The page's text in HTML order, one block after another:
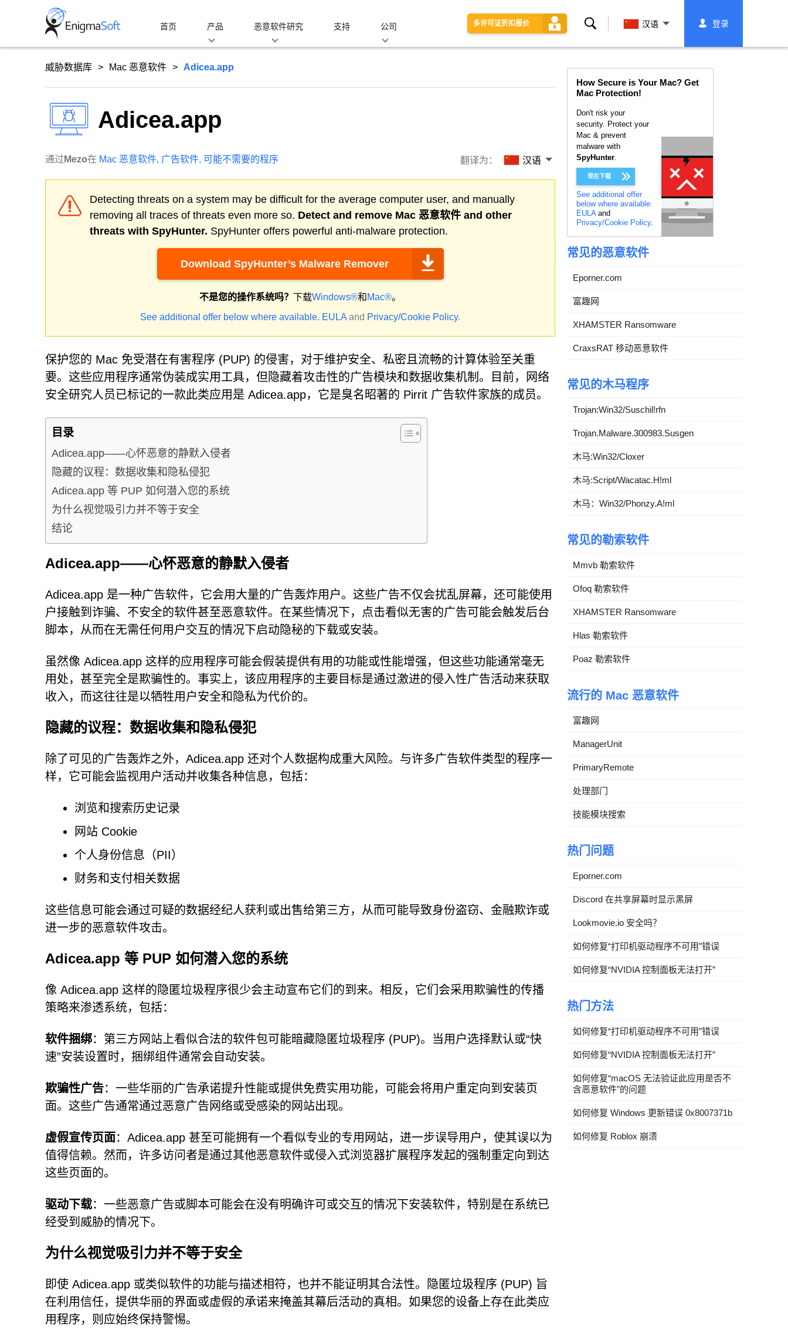
首页 产品 恶意软件研究 支持 公司 多许可证折扣报价
搜
汉语 登录
威胁数据库 Mac 恶意软件 Adicea.app
Adicea.app
通过 Mezo在 Mac 恶意软件, 广告软件, 可能不需要的程序 翻译为： 汉语
Detecting threats on a system may be difficult for the average computer user, and manually
removing all traces of threats even more so. Detect and remove Mac 恶意软件 and other
threats with SpyHunter. SpyHunter offers powerful anti-malware protection.
Download SpyHunter’s Malware Remover
不是您的操作系统吗？ 下载Windows®和 Mac®。
See additional offer below where available. EULA and Privacy/Cookie Policy.
保护您的 Mac 免受潜在有害程序 (PUP) 的侵害，对于维护安全、私密且流畅的计算体验至关重
要。这些应用程序通常伪装成实用工具，但隐藏着攻击性的广告模块和数据收集机制。目前，网络
安全研究人员已标记的一款此类应用是 Adicea.app，它是臭名昭著的 Pirrit 广告软件家族的成员。
目录
Adicea.app——心怀恶意的静默入侵者
隐藏的议程：数据收集和隐私侵犯
Adicea.app 等 PUP 如何潜入您的系统
为什么视觉吸引力并不等于安全
结论
Adicea.app——心怀恶意的静默入侵者
Adicea.app 是一种广告软件，它会用大量的广告轰炸用户。这些广告不仅会扰乱屏幕，还可能使用
户接触到诈骗、不安全的软件甚至恶意软件。在某些情况下，点击看似无害的广告可能会触发后台
脚本，从而在无需任何用户交互的情况下启动隐秘的下载或安装。
虽然像 Adicea.app 这样的应用程序可能会假装提供有用的功能或性能增强，但这些功能通常毫无
用处，甚至完全是欺骗性的。事实上，该应用程序的主要目标是通过激进的侵入性广告活动来获取
收入，而这往往是以牺牲用户安全和隐私为代价的。
隐藏的议程：数据收集和隐私侵犯
除了可见的广告轰炸之外，Adicea.app 还对个人数据构成重大风险。与许多广告软件类型的程序一
样，它可能会监视用户活动并收集各种信息，包括：
浏览和搜索历史记录
网站 Cookie
个人身份信息（PII）
财务和支付相关数据
这些信息可能会通过可疑的数据经纪人获利或出售给第三方，从而可能导致身份盗窃、金融欺诈或
进一步的恶意软件攻击。
Adicea.app 等 PUP 如何潜入您的系统
像 Adicea.app 这样的隐匿垃圾程序很少会主动宣布它们的到来。相反，它们会采用欺骗性的传播
策略来渗透系统，包括：
软件捆绑：第三方网站上看似合法的软件包可能暗藏隐匿垃圾程序 (PUP)。当用户选择默认或“快
速”安装设置时，捆绑组件通常会自动安装。
欺骗性广告：一些华丽的广告承诺提升性能或提供免费实用功能，可能会将用户重定向到安装页
面。这些广告通常通过恶意广告网络或受感染的网站出现。
虚假宣传页面：Adicea.app 甚至可能拥有一个看似专业的专用网站，进一步误导用户，使其误以为
值得信赖。然而，许多访问者是通过其他恶意软件或侵入式浏览器扩展程序发起的强制重定向到达
这些页面的。
驱动下载：一些恶意广告或脚本可能会在没有明确许可或交互的情况下安装软件，特别是在系统已
经受到威胁的情况下。
为什么视觉吸引力并不等于安全
即使 Adicea.app 或类似软件的功能与描述相符，也并不能证明其合法性。隐匿垃圾程序 (PUP) 旨
在利用信任，提供华丽的界面或虚假的承诺来掩盖其幕后活动的真相。如果您的设备上存在此类应
用程序，则应始终保持警惕。
How Secure is Your Mac? Get
Mac Protection!
Don't risk your
security. Protect your
Mac & prevent
malware with
SpyHunter.
现在下载
See additional offer
below where available.
EULAand
Privacy/Cookie Policy.
常见的恶意软件
Eporner.com
富趣网
XHAMSTER Ransomware
CraxsRAT 移动恶意软件
常见的木马程序
Trojan:Win32/Suschil!rfn
Trojan.Malware.300983.Susgen
木马:Win32/Cloxer
木马:Script/Wacatac.H!ml
木马：Win32/Phonzy.A!ml
常见的勒索软件
Mmvb 勒索软件
Ofoq 勒索软件
XHAMSTER Ransomware
Hlas 勒索软件
Poaz 勒索软件
流行的 Mac 恶意软件
富趣网
ManagerUnit
PrimaryRemote
处理部门
技能模块搜索
热门问题
Eporner.com
Discord 在共享屏幕时显示黑屏
Lookmovie.io 安全吗？
如何修复“打印机驱动程序不可用”错误
如何修复“NVIDIA 控制面板无法打开”
热门方法
如何修复“打印机驱动程序不可用”错误
如何修复“NVIDIA 控制面板无法打开”
如何修复“macOS 无法验证此应用是否不
含恶意软件”的问题
如何修复 Windows 更新错误 0x8007371b
如何修复 Roblox 崩溃